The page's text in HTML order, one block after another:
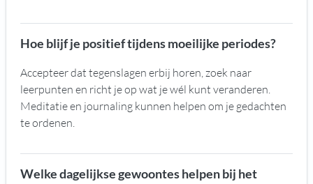
Hoe blijf je positief tijdens moeilijke periodes?
Accepteer dat tegenslagen erbij horen, zoek naar
leerpunten en richt je op wat je wél kunt veranderen.
Meditatie en journaling kunnen helpen om je gedachten
te ordenen.
Welke dagelijkse gewoontes helpen bij het